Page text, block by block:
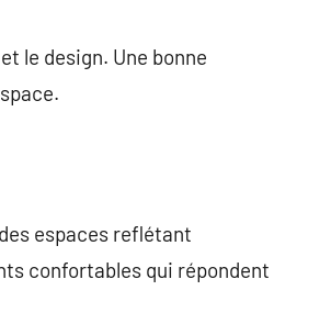
le design. Une bonne
espaces reflétant
confortables qui répondent